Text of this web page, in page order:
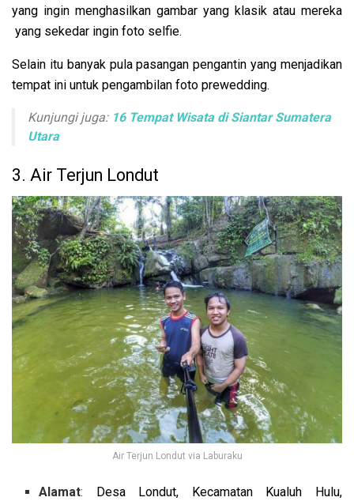
yang ingin menghasilkan gambar yang klasik atau mereka
yang sekedar ingin foto selfie.
Selain itu banyak pula pasangan pengantin yang menjadikan
tempat ini untuk pengambilan foto prewedding.
Kunjungi juga: 16 Tempat Wisata di Siantar Sumatera
Utara
3. Air Terjun Londut
Air Terjun Londut via Laburaku
Alamat:
Desa Londut, Kecamatan Kualuh Hulu,